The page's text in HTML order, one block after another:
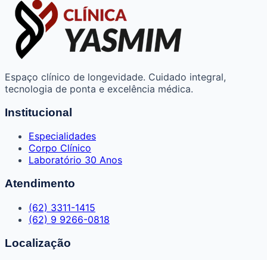
Espaço clínico de longevidade. Cuidado integral,
tecnologia de ponta e excelência médica.
Institucional
Especialidades
Corpo Clínico
Laboratório 30 Anos
Atendimento
(62) 3311-1415
(62) 9 9266-0818
Localização